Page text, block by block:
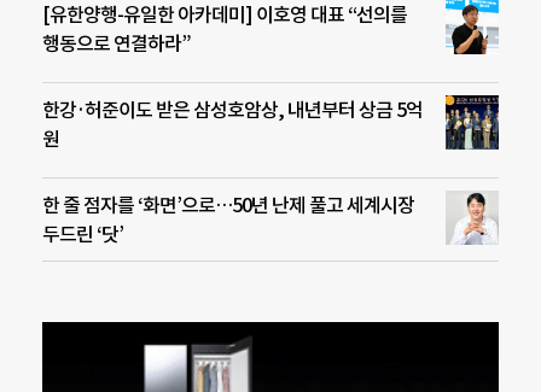
[유한양행-유일한 아카데미] 이호영 대표 “선의를
행동으로 연결하라”
한강·허준이도 받은 삼성호암상, 내년부터 상금 5억
원
한 줄 점자를 ‘화면’으로…50년 난제 풀고 세계시장
두드린 ‘닷’